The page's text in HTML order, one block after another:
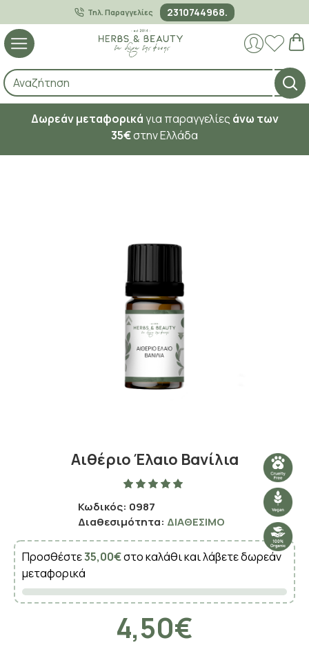
Τηλ. Παραγγελίες 2310744968.
Δωρεάν μεταφορικάγια παραγγελίες άνω των
35€στην Ελλάδα
Αιθέριο Έλαιο Βανίλια
Κωδικός: 0987
Διαθεσιμότητα: ΔΙΑΘΈΣΙΜΟ
Προσθέστε35,00€στο καλάθι και λάβετε δωρεάν
μεταφορικά
4,50€